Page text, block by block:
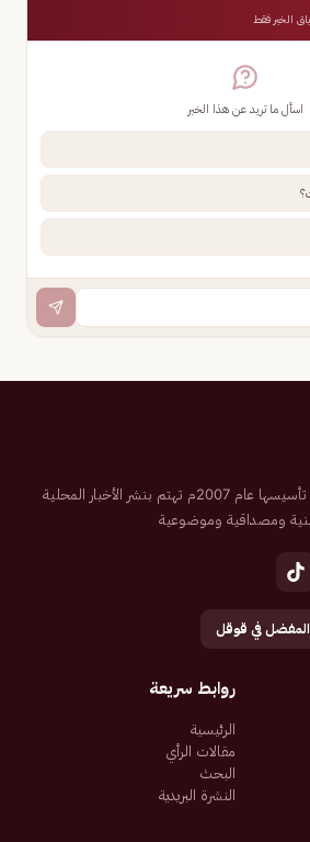
الخبر فقط
اسأل ما تريد عن هذا الخبر
صحيفة إلكترونية سعودية تم تأسيسها عام 2007م تهتم بنشر الأخبار المحلية
ومصداقية وموضوعية
في قوقل
روابط سريعة
الرئيسية
مقالات الرأي
البحث
النشرة البريدية